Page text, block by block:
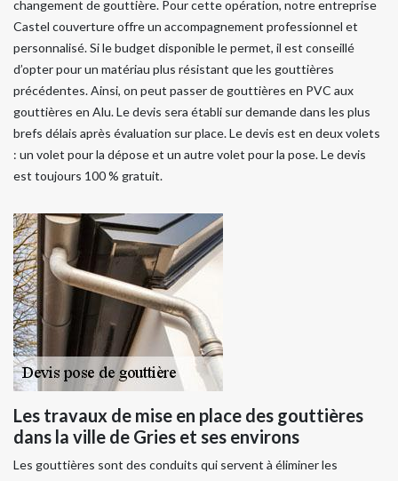
changement de gouttière. Pour cette opération, notre entreprise
Castel couverture offre un accompagnement professionnel et
personnalisé. Si le budget disponible le permet, il est conseillé
d’opter pour un matériau plus résistant que les gouttières
précédentes. Ainsi, on peut passer de gouttières en PVC aux
gouttières en Alu. Le devis sera établi sur demande dans les plus
brefs délais après évaluation sur place. Le devis est en deux volets
: un volet pour la dépose et un autre volet pour la pose. Le devis
est toujours 100 % gratuit.
Les travaux de mise en place des gouttières
dans la ville de Gries et ses environs
Les gouttières sont des conduits qui servent à éliminer les